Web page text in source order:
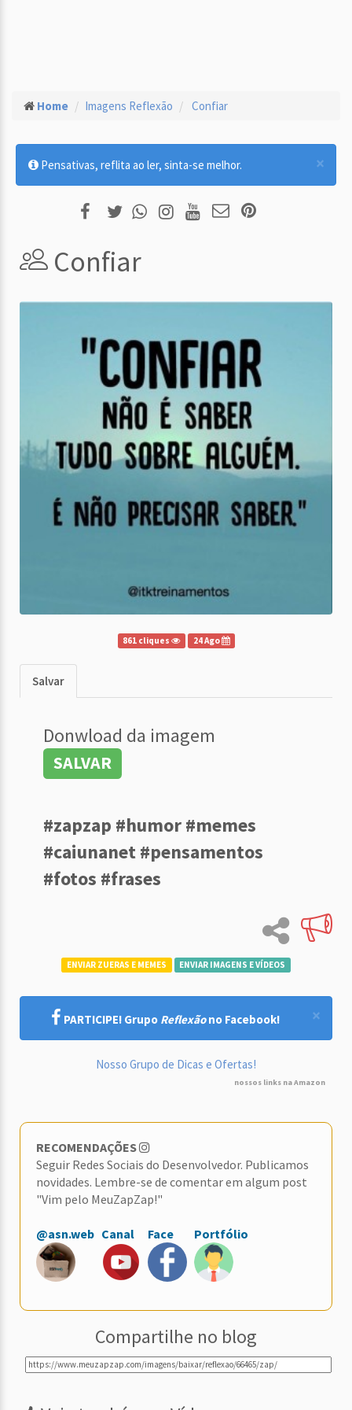
Home Imagens Reflexão Confiar
×
Pensativas, reflita ao ler, sinta-se melhor.
Confiar
861 cliques 24 Ago
Salvar
Donwload da imagem
SALVAR
#zapzap #humor #memes
#caiunanet #pensamentos
#fotos #frases
ENVIAR ZUERAS E MEMES ENVIAR IMAGENS E VÍDEOS
×
PARTICIPE! Grupo Reflexãono Facebook!
Nosso Grupo de Dicas e Ofertas!
nossos links na Amazon
RECOMENDAÇÕES
Seguir Redes Sociais do Desenvolvedor. Publicamos
novidades. Lembre-se de comentar em algum post
"Vim pelo MeuZapZap!"
@asn.web Canal Face Portfólio
Compartilhe no blog